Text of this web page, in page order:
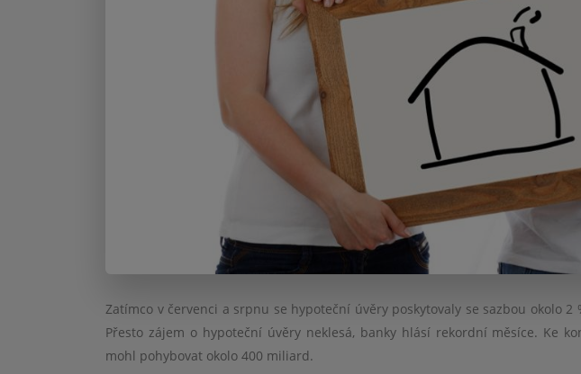
Zatímco v červenci a srpnu se hypoteční úvěry poskytovaly se sazbou okolo
Přesto zájem o hypoteční úvěry neklesá, banky hlásí rekordní měsíce. Ke
mohl pohybovat okolo 400 miliard.